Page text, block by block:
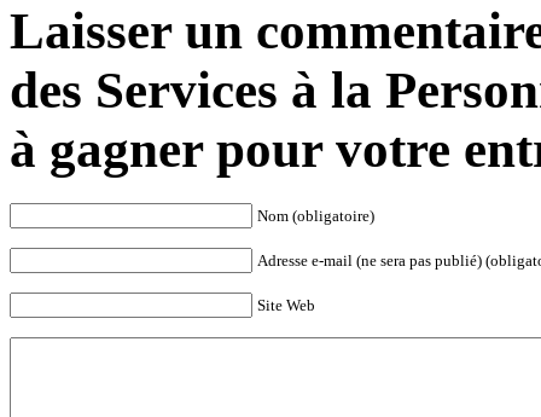
Laisser un
des Services à la
à gagner pour votre
Nom (obligatoire)
Adresse e-mail (ne sera pas publié)
Site Web